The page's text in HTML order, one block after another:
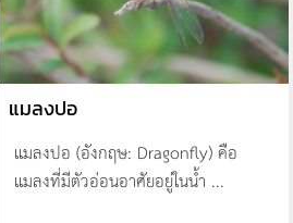
แมลงปอ
แมลงปอ (อังกฤษ: Dragonfly) คือ
แมลงที่มีตัวอ่อนอาศัยอยู่ในน้ำ ...